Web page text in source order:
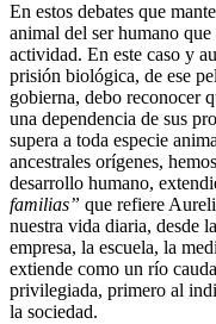
En estos debates que
animal del ser humano que
actividad. En este caso y
prisión biológica, de ese
gobierna, debo reconocer
una dependencia de sus
supera a toda especie
ancestrales orígenes,
desarrollo humano,
familias” que refiere
nuestra vida diaria, desde
empresa, la escuela, la
extiende como un río
privilegiada, primero al
la sociedad.